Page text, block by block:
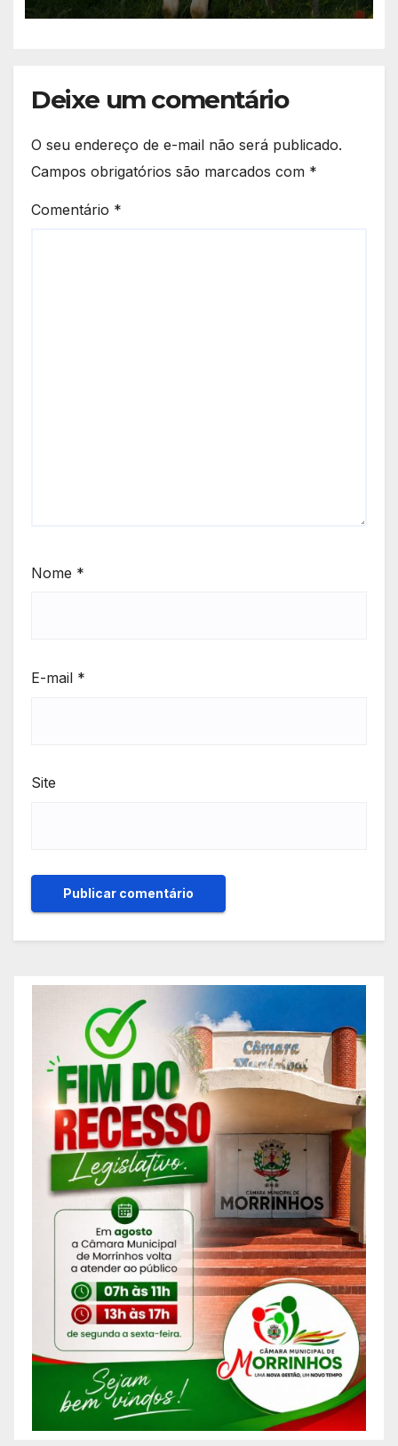
Deixe um comentário
O seu endereço de e-mail não será publicado.
Campos obrigatórios são marcados com *
Comentário *
Nome *
E-mail *
Site